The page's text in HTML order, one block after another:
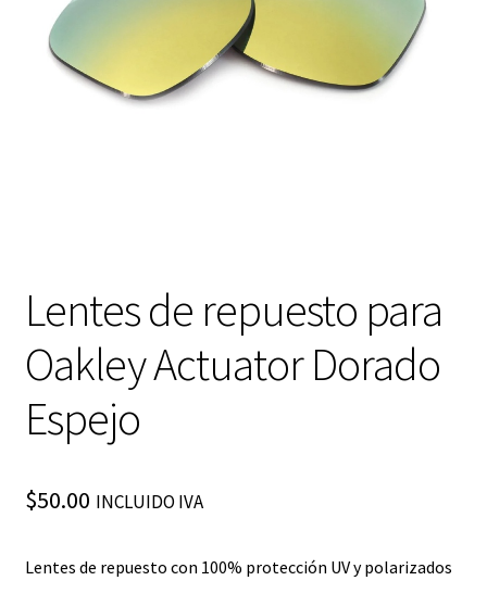
Lentes de repuesto para
Oakley Actuator Dorado
Espejo
$50.00 INCLUIDO IVA
Lentes de repuesto con 100% protección UV y polarizados